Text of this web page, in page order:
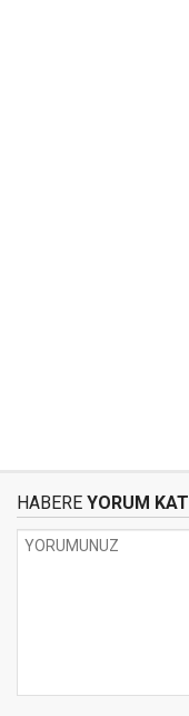
HABERE YORUM KAT